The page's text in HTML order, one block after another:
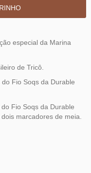
especial da Marina
de Tricô.
Fio Soqs da Durable
Fio Soqs da Durable
marcadores de meia.